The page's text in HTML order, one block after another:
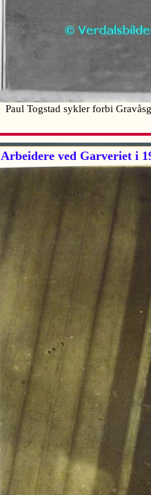
Paul Togstad sykler forbi
Arbeidere ved Garveriet i